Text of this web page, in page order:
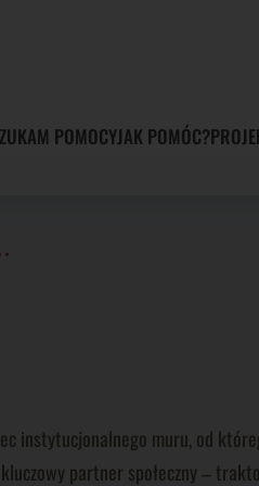
POMOCYJAK POMÓC?
instytucjonalnego muru, od
partner społeczny –